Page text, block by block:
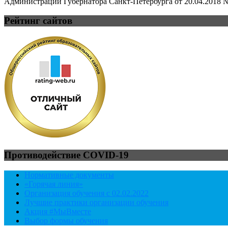
Рейтинг сайтов
Противодействие COVID-19
Нормативные документы
«Горячая линия»
Организация обучения с 02.02.2022
Лучшие практики организации обучения
Акция #МыВместе
Выбор формы обучения